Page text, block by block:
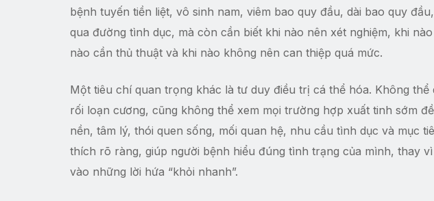
bệnh tuyến tiền liệt, vô sinh nam, viêm bao quy đầu, dài bao quy
qua đường tình dục, mà còn cần biết khi nào nên xét nghiệm, khi
nào cần thủ thuật và khi nào không nên can thiệp quá mức.
Một tiêu chí quan trọng khác là tư duy điều trị cá thể hóa. Không
rối loạn cương, cũng không thể xem mọi trường hợp xuất tinh sớm
nền, tâm lý, thói quen sống, mối quan hệ, nhu cầu tình dục và mục
thích rõ ràng, giúp người bệnh hiểu đúng tình trạng của mình, thay
vào những lời hứa “khỏi nhanh”.